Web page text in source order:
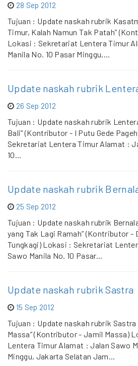
28 Sep 2012
Tujuan : Update naskah rubrik
Timur, Kalah Namun Tak Patah”
Lokasi : Sekretariat Lentera Timur
Manila No. 10 Pasar Minggu,...
Update naskah rubrik
26 Sep 2012
Tujuan : Update naskah rubrik
Bali” (Kontributor - I Putu Gede
Sekretariat Lentera Timur Alamat :
10...
Update naskah rubrik
25 Sep 2012
Tujuan : Update naskah rubrik Bernala
yang Tak Lagi Ramah” (Kontributor -
Tungkagi) Lokasi : Sekretariat
Sawo Manila No. 10 Pasar...
Update naskah rubrik Sastra
15 Sep 2012
Tujuan : Update naskah rubrik
Massa” (Kontributor - Jamil Massa)
Lentera Timur Alamat : Jalan Sawo
Minggu, Jakarta Selatan Jam...